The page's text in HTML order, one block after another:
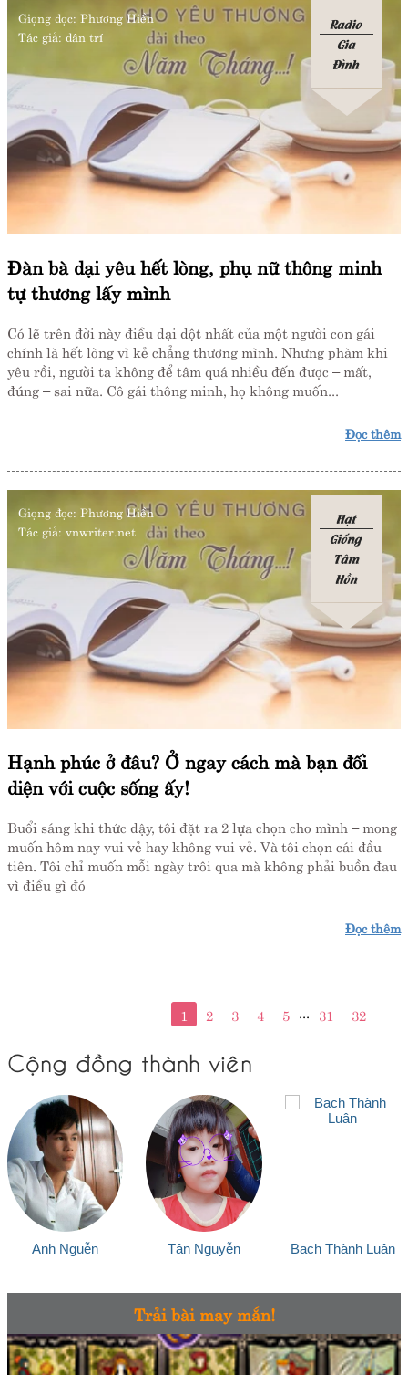
Giọng đọc: Phương Hiền
Tác giả: dân trí
Radio
Gia
Đình
Đàn bà dại yêu hết lòng, phụ nữ thông minh
tự thương lấy mình
Có lẽ trên đời này điều dại dột nhất của một người con gái
chính là hết lòng vì kẻ chẳng thương mình. Nhưng phàm khi
yêu rồi, người ta không để tâm quá nhiều đến được – mất,
đúng – sai nữa. Cô gái thông minh, họ không muốn...
Đọc thêm
Giọng đọc: Phương Hiền
Tác giả: vnwriter.net
Hạt
Giống
Tâm
Hồn
Hạnh phúc ở đâu? Ở ngay cách mà bạn đối
diện với cuộc sống ấy!
Buổi sáng khi thức dậy, tôi đặt ra 2 lựa chọn cho mình – mong
muốn hôm nay vui vẻ hay không vui vẻ. Và tôi chọn cái đầu
tiên. Tôi chỉ muốn mỗi ngày trôi qua mà không phải buồn đau
vì điều gì đó
Đọc thêm
1 2 3 4 5 31 32
Cộng đồng thành viên
Anh Nguễn Tân Nguyễn Bạch Thành Luân
Trải bài may mắn!